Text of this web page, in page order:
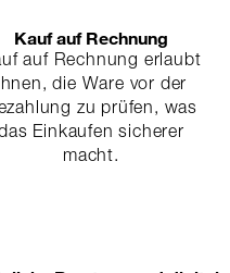
Kauf auf Rechnung
auf Rechnung erlaubt
die Ware vor der
zu prüfen, was
Einkaufen sicherer
macht.